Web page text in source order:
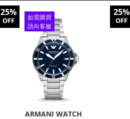
25%
OFF
如需購買
請向客服
查詢
ARMANI WATCH
25%
OFF